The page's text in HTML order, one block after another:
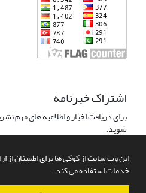
این وب سایت از کوکی ها برای اطمینان از
خدمات استفاده می کند.
اشتراک خبرنامه
برای دریافت اخبار و اطلاعیه های مهم
شوید.